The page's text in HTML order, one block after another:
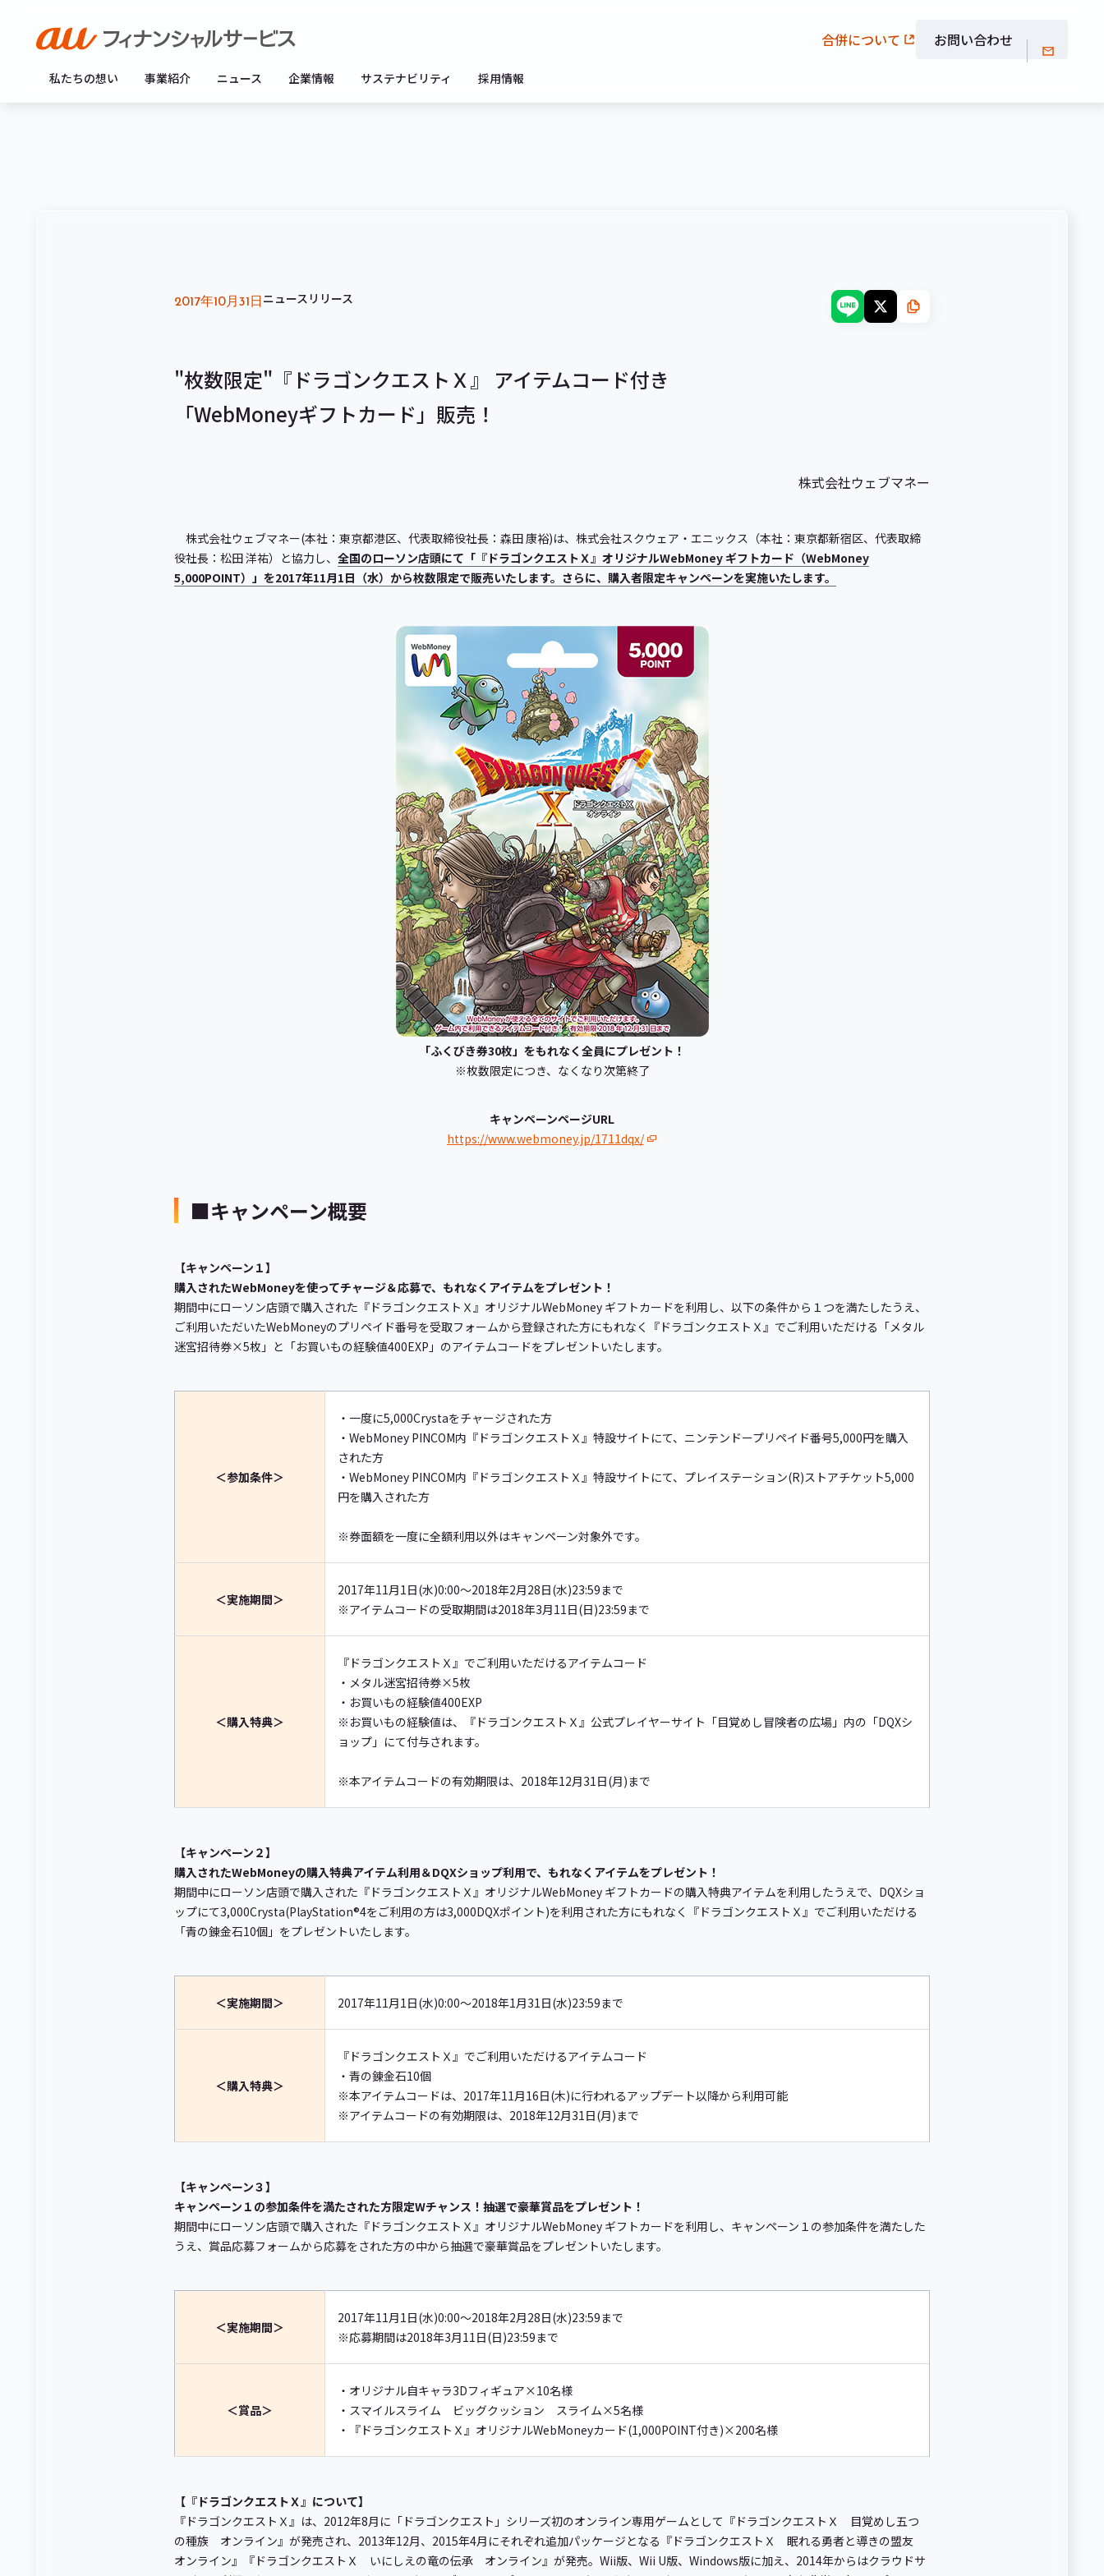
私たちの想い 事業紹介 ニュース 企業情報 サステナビリティ 採用情報
合併について お問い合わせ
2017年10月31日 ニュースリリース
"枚数限定"『ドラゴンクエストＸ』 アイテムコード付き
「WebMoneyギフトカード」販売！
株式会社ウェブマネー
株式会社ウェブマネー(本社：東京都港区、代表取締役社長：森田 康裕)は、株式会社スクウェア・エニックス（本社：東京都新宿区、代表取締
役社長：松田 洋祐）と協力し、 全国のローソン店頭にて「『ドラゴンクエストＸ』オリジナルWebMoney ギフトカード（WebMoney
5,000POINT）」を2017年11月1日（水）から枚数限定で販売いたします。さらに、購入者限定キャンペーンを実施いたします。
「ふくびき券30枚」をもれなく全員にプレゼント！
※枚数限定につき、なくなり次第終了
キャンペーンページURL
https://www.webmoney.jp/1711dqx/
■キャンペーン概要
【キャンペーン１】
購入されたWebMoneyを使ってチャージ＆応募で、もれなくアイテムをプレゼント！
期間中にローソン店頭で購入された『ドラゴンクエストＸ』オリジナルWebMoney ギフトカードを利用し、以下の条件から１つを満たしたうえ、
ご利用いただいたWebMoneyのプリペイド番号を受取フォームから登録された方にもれなく『ドラゴンクエストＸ』でご利用いただける「メタル
迷宮招待券×5枚」と「お買いもの経験値400EXP」のアイテムコードをプレゼントいたします。
＜参加条件＞
・一度に5,000Crystaをチャージされた方
・WebMoney PINCOM内『ドラゴンクエストＸ』特設サイトにて、ニンテンドープリペイド番号5,000円を購入
された方
・WebMoney PINCOM内『ドラゴンクエストＸ』特設サイトにて、プレイステーション(R)ストアチケット5,000
円を購入された方
※券面額を一度に全額利用以外はキャンペーン対象外です。
＜実施期間＞
2017年11月1日(水)0:00～2018年2月28日(水)23:59まで
※アイテムコードの受取期間は2018年3月11日(日)23:59まで
＜購入特典＞
『ドラゴンクエストＸ』でご利用いただけるアイテムコード
・メタル迷宮招待券×5枚
・お買いもの経験値400EXP
※お買いもの経験値は、『ドラゴンクエストＸ』公式プレイヤーサイト「目覚めし冒険者の広場」内の「DQXシ
ョップ」にて付与されます。
※本アイテムコードの有効期限は、2018年12月31日(月)まで
【キャンペーン２】
購入されたWebMoneyの購入特典アイテム利用＆DQXショップ利用で、もれなくアイテムをプレゼント！
期間中にローソン店頭で購入された『ドラゴンクエストＸ』オリジナルWebMoney ギフトカードの購入特典アイテムを利用したうえで、DQXショ
ップにて3,000Crysta(PlayStation®4をご利用の方は3,000DQXポイント)を利用された方にもれなく『ドラゴンクエストＸ』でご利用いただける
「青の錬金石10個」をプレゼントいたします。
＜実施期間＞ 2017年11月1日(水)0:00～2018年1月31日(水)23:59まで
＜購入特典＞
『ドラゴンクエストＸ』でご利用いただけるアイテムコード
・青の錬金石10個
※本アイテムコードは、2017年11月16日(木)に行われるアップデート以降から利用可能
※アイテムコードの有効期限は、2018年12月31日(月)まで
【キャンペーン３】
キャンペーン１の参加条件を満たされた方限定Wチャンス！抽選で豪華賞品をプレゼント！
期間中にローソン店頭で購入された『ドラゴンクエストＸ』オリジナルWebMoney ギフトカードを利用し、キャンペーン１の参加条件を満たした
うえ、賞品応募フォームから応募をされた方の中から抽選で豪華賞品をプレゼントいたします。
＜実施期間＞
2017年11月1日(水)0:00～2018年2月28日(水)23:59まで
※応募期間は2018年3月11日(日)23:59まで
＜賞品＞
・オリジナル自キャラ3Dフィギュア×10名様
・スマイルスライム ビッグクッション スライム×5名様
・『ドラゴンクエストＸ』オリジナルWebMoneyカード(1,000POINT付き)×200名様
【『ドラゴンクエストＸ』について】
『ドラゴンクエストＸ』は、2012年8月に「ドラゴンクエスト」シリーズ初のオンライン専用ゲームとして『ドラゴンクエストＸ 目覚めし五つ
の種族 オンライン』が発売され、2013年12月、2015年4月にそれぞれ追加パッケージとなる『ドラゴンクエストＸ 眠れる勇者と導きの盟友
オンライン』『ドラゴンクエストＸ いにしえの竜の伝承 オンライン』が発売。Wii版、Wii U版、Windows版に加え、2014年からはクラウドサ